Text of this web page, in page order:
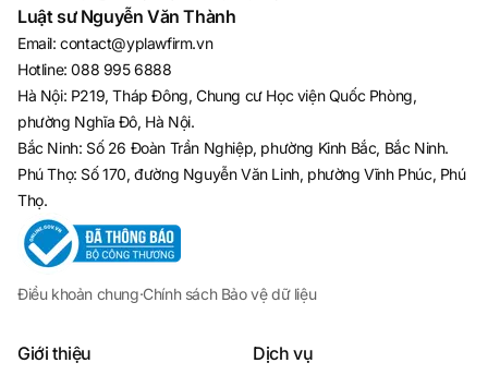
Luật sư Nguyễn Văn Thành
Email:contact@yplawfirm.vn
Hotline:088 995 6888
Hà Nội: P219, Tháp Đông, Chung cư Học viện Quốc Phòng,
phường Nghĩa Đô, Hà Nội.
Bắc Ninh: Số 26 Đoàn Trần Nghiệp, phường Kinh Bắc, Bắc Ninh.
Phú Thọ: Số 170, đường Nguyễn Văn Linh, phường Vĩnh Phúc, Phú
Thọ.
Điều khoản chung·Chính sách Bảo vệ dữ liệu
Giới thiệu Dịch vụ